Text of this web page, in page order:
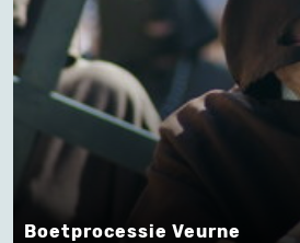
Boetprocessie Veurne